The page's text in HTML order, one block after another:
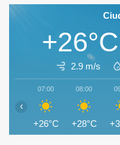
+26°C
2.9 m/s
07:00
+26°C
08:00
+28°C
‹